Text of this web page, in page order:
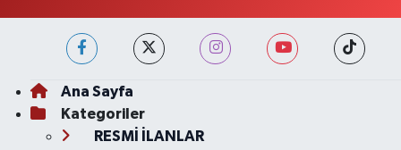
Ana Sayfa
Kategoriler
RESMİ İLANLAR